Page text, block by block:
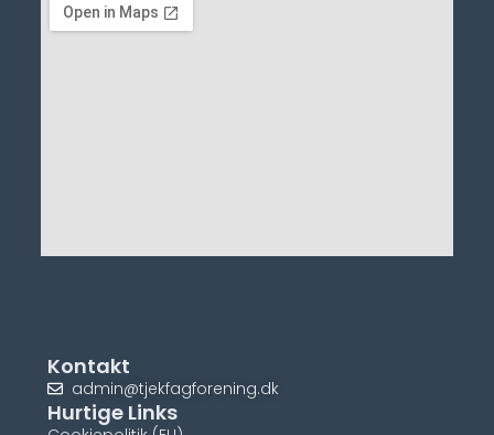
Kontakt
admin@tjekfagforening.dk
Hurtige Links